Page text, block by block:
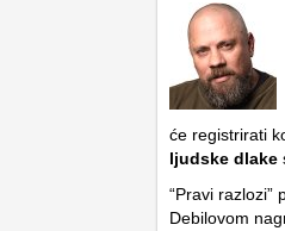
će registrirati
ljudske dlake
“Pravi razlozi”
Debilovom